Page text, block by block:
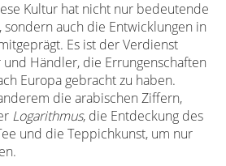
Kultur hat nicht nur bedeutende
auch die Entwicklungen in
Es ist der Verdienst
Händler, die Errungenschaften
Europa gebracht zu haben.
die arabischen Ziffern,
Logarithmus, die Entdeckung des
und die Teppichkunst, um nur